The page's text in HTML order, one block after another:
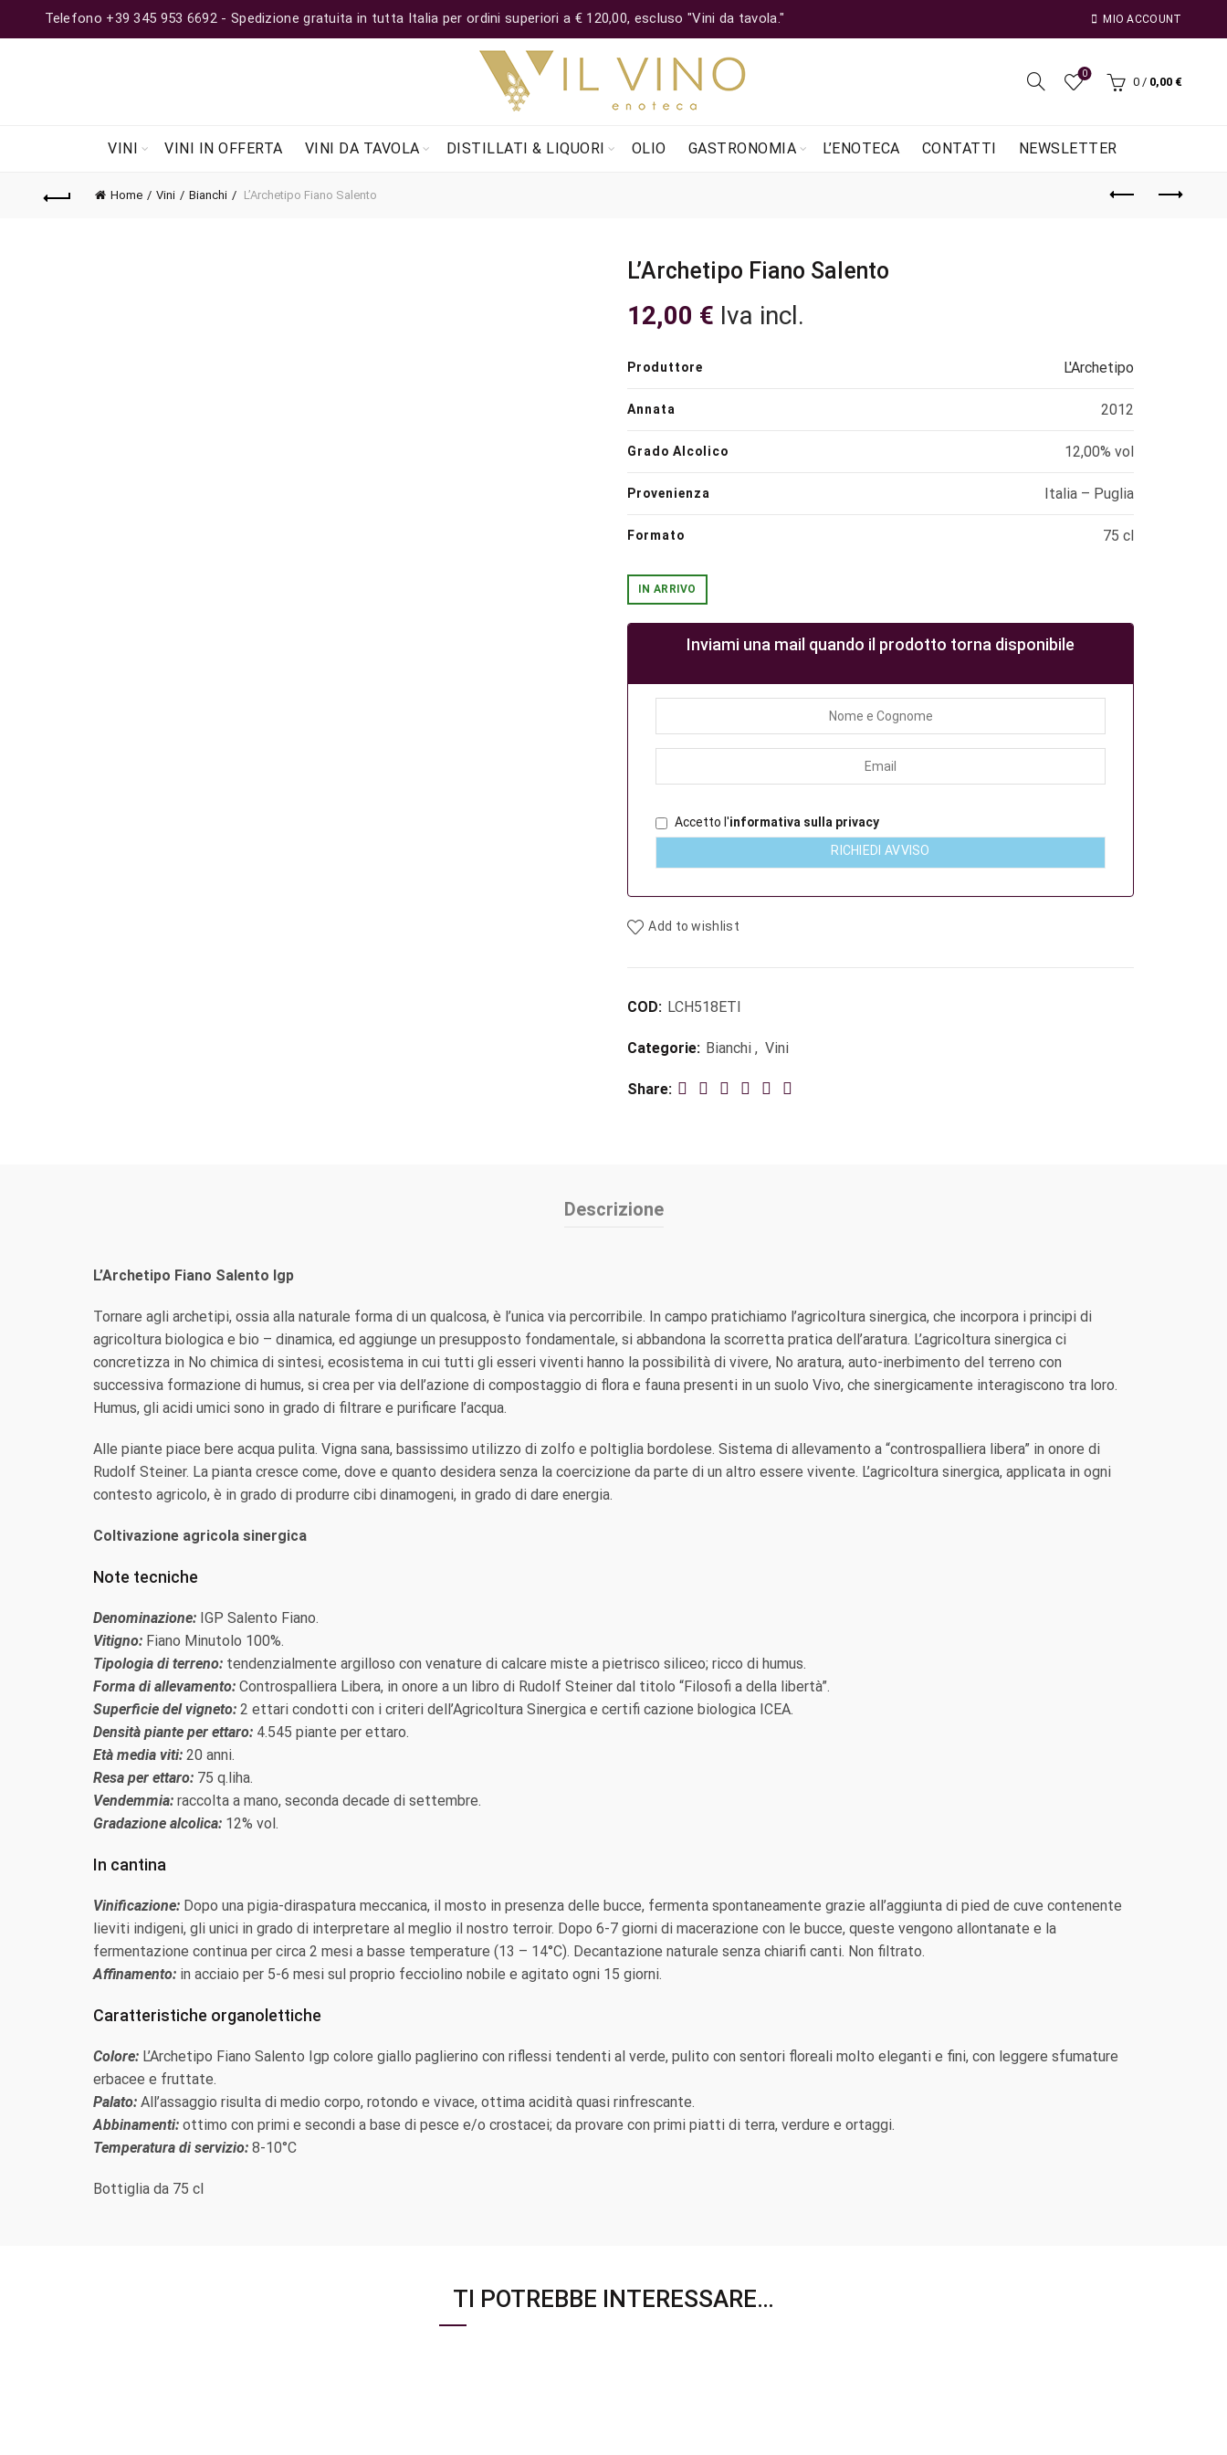
Telefono +39 345 953 6692 - Spedizione gratuita in tutta Italia per ordini superiori a € 120,00, escluso "Vini da tavola." MIO ACCOUNT
0
0 / 0,00 €
VINI VINI IN OFFERTA VINI DA TAVOLA DISTILLATI & LIQUORI OLIO GASTRONOMIA L’ENOTECA CONTATTI NEWSLETTER
Home Vini Bianchi L’Archetipo Fiano Salento
L’Archetipo Fiano Salento
12,00 € Iva incl.
Produttore L'Archetipo
Annata 2012
Grado Alcolico 12,00% vol
Provenienza Italia – Puglia
Formato 75 cl
IN ARRIVO
Inviami una mail quando il prodotto torna disponibile
Accetto l'informativa sulla privacy
RICHIEDI AVVISO
Add to wishlist
COD: LCH518ETI
Categorie: Bianchi , Vini
Share
Descrizione
L’Archetipo Fiano Salento Igp
Tornare agli archetipi, ossia alla naturale forma di un qualcosa, è l’unica via percorribile. In campo pratichiamo l’agricoltura sinergica, che incorpora i principi di
agricoltura biologica e bio – dinamica, ed aggiunge un presupposto fondamentale, si abbandona la scorretta pratica dell’aratura. L’agricoltura sinergica ci
concretizza in No chimica di sintesi, ecosistema in cui tutti gli esseri viventi hanno la possibilità di vivere, No aratura, auto-inerbimento del terreno con
successiva formazione di humus, si crea per via dell’azione di compostaggio di flora e fauna presenti in un suolo Vivo, che sinergicamente interagiscono tra loro.
Humus, gli acidi umici sono in grado di filtrare e purificare l’acqua.
Alle piante piace bere acqua pulita. Vigna sana, bassissimo utilizzo di zolfo e poltiglia bordolese. Sistema di allevamento a “controspalliera libera” in onore di
Rudolf Steiner. La pianta cresce come, dove e quanto desidera senza la coercizione da parte di un altro essere vivente. L’agricoltura sinergica, applicata in ogni
contesto agricolo, è in grado di produrre cibi dinamogeni, in grado di dare energia.
Coltivazione agricola sinergica
Note tecniche
Denominazione: IGP Salento Fiano.
Vitigno: Fiano Minutolo 100%.
Tipologia di terreno: tendenzialmente argilloso con venature di calcare miste a pietrisco siliceo; ricco di humus.
Forma di allevamento: Controspalliera Libera, in onore a un libro di Rudolf Steiner dal titolo “Filosofi a della libertà”.
Superficie del vigneto: 2 ettari condotti con i criteri dell’Agricoltura Sinergica e certifi cazione biologica ICEA.
Densità piante per ettaro: 4.545 piante per ettaro.
Età media viti: 20 anni.
Resa per ettaro: 75 q.liha.
Vendemmia: raccolta a mano, seconda decade di settembre.
Gradazione alcolica: 12% vol.
In cantina
Vinificazione: Dopo una pigia-diraspatura meccanica, il mosto in presenza delle bucce, fermenta spontaneamente grazie all’aggiunta di pied de cuve contenente
lieviti indigeni, gli unici in grado di interpretare al meglio il nostro terroir. Dopo 6-7 giorni di macerazione con le bucce, queste vengono allontanate e la
fermentazione continua per circa 2 mesi a basse temperature (13 – 14°C). Decantazione naturale senza chiarifi canti. Non filtrato.
Affinamento: in acciaio per 5-6 mesi sul proprio fecciolino nobile e agitato ogni 15 giorni.
Caratteristiche organolettiche
Colore: L’Archetipo Fiano Salento Igp colore giallo paglierino con riflessi tendenti al verde, pulito con sentori floreali molto eleganti e fini, con leggere sfumature
erbacee e fruttate.
Palato: All’assaggio risulta di medio corpo, rotondo e vivace, ottima acidità quasi rinfrescante.
Abbinamenti: ottimo con primi e secondi a base di pesce e/o crostacei; da provare con primi piatti di terra, verdure e ortaggi.
Temperatura di servizio: 8-10°C
Bottiglia da 75 cl
TI POTREBBE INTERESSARE…